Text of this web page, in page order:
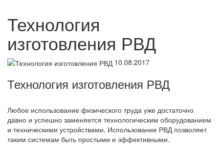
Технология
изготовления РВД
10.08.2017
Технология изготовления РВД
Любое использование физического труда уже достаточно
давно и успешно заменяется технологическим оборудованием
и техническими устройствами. Использование РВД позволяет
таким системам быть простыми и эффективными.